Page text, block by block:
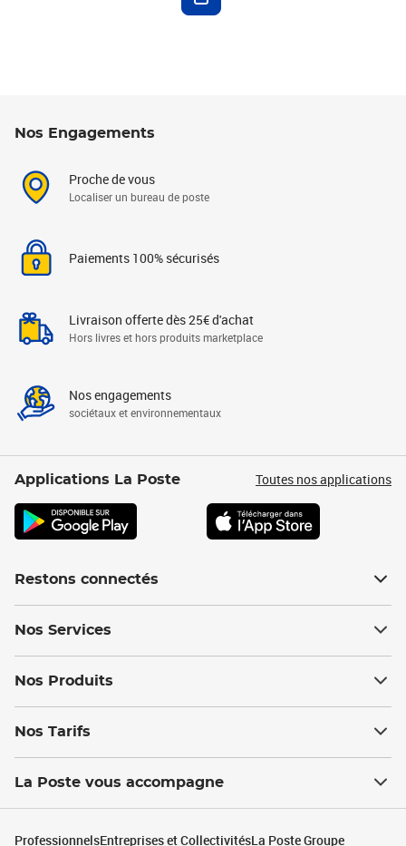
Nos Engagements
Proche de vous
Localiser un bureau de poste
Paiements 100% sécurisés
Livraison offerte dès 25€ d'achat
Hors livres et hors produits marketplace
Nos engagements
sociétaux et environnementaux
Applications La Poste Toutes nos applications
Restons connectés
Nos Services
Nos Produits
Nos Tarifs
La Poste vous accompagne
ProfessionnelsEntreprises et CollectivitésLa Poste Groupe